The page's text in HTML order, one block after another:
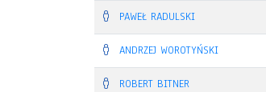
PAWEŁ RADULSKI
ANDRZEJ WOROTYŃSKI
ROBERT BITNER